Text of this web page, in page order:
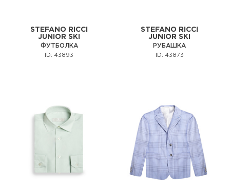
STEFANO RICCI
JUNIOR SKI
ФУТБОЛКА
ID: 43893
STEFANO RICCI
JUNIOR SKI
РУБАШКА
ID: 43873